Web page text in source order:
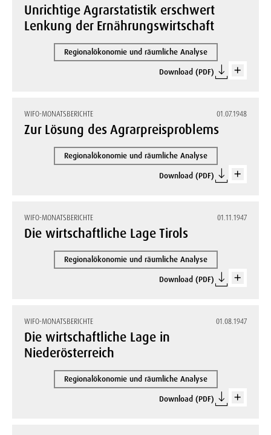
Unrichtige Agrarstatistik erschwert
Lenkung der Ernährungswirtschaft
Regionalökonomie und räumliche Analyse
Download (PDF)
WIFO-MONATSBERICHTE 01.07.1948
Zur Lösung des Agrarpreisproblems
Regionalökonomie und räumliche Analyse
Download (PDF)
WIFO-MONATSBERICHTE 01.11.1947
Die wirtschaftliche Lage Tirols
Regionalökonomie und räumliche Analyse
Download (PDF)
WIFO-MONATSBERICHTE 01.08.1947
Die wirtschaftliche Lage in
Niederösterreich
Regionalökonomie und räumliche Analyse
Download (PDF)